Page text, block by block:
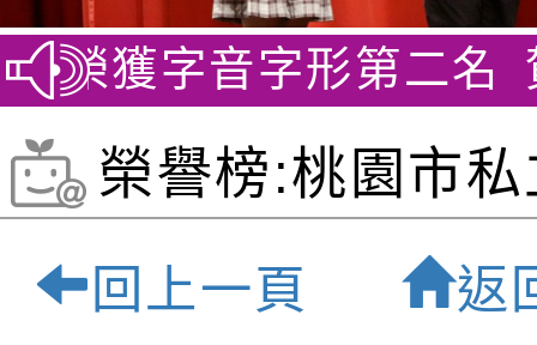
字音字形第二名 賀~劍
榮譽榜:桃園市
貝爾雙語小學-
回上一頁 返